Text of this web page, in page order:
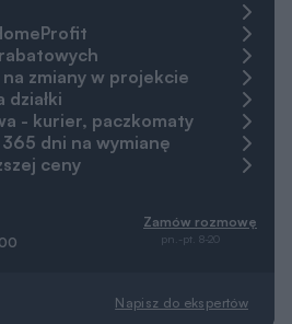
na zmiany w projekcie
działki
- kurier, paczkomaty
dni na wymianę
ceny
Zamów rozmowę
pn.-pt. 8-20
Napisz do ekspertów